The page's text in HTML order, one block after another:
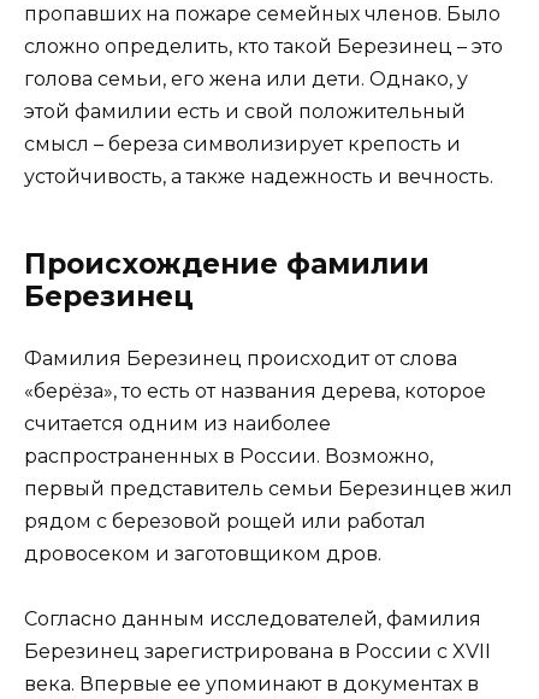
пропавших на пожаре семейных членов. Было
сложно определить, кто такой Березинец – это
голова семьи, его жена или дети. Однако, у
этой фамилии есть и свой положительный
смысл – береза символизирует крепость и
устойчивость, а также надежность и вечность.
Происхождение фамилии
Березинец
Фамилия Березинец происходит от слова
«берёза», то есть от названия дерева, которое
считается одним из наиболее
распространенных в России. Возможно,
первый представитель семьи Березинцев жил
рядом с березовой рощей или работал
дровосеком и заготовщиком дров.
Согласно данным исследователей, фамилия
Березинец зарегистрирована в России с XVII
века. Впервые ее упоминают в документах в